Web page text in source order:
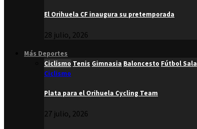
El Orihuela CF inaugura su pretemporada
28 julio, 2026
Más Deportes
Ciclismo Tenis Gimnasia Baloncesto Fútbol Sala
Ciclismo
Plata para el Orihuela Cycling Team
27 julio, 2026